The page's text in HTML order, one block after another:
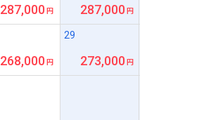
287,000 287,000
268,000
29
273,000